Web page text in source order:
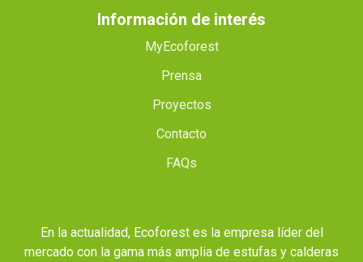
Información de interés
MyEcoforest
Prensa
Proyectos
Contacto
FAQs
En la actualidad, Ecoforest es la empresa líder del
mercado con la gama más amplia de estufas y calderas